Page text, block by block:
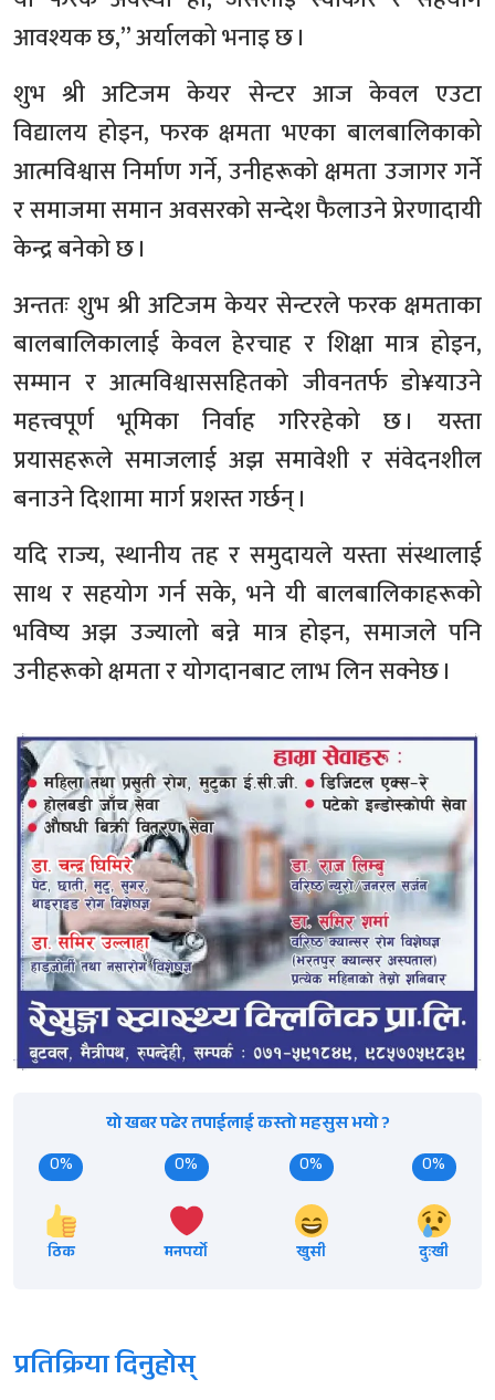
आवश्यक छ,” अर्यालको भनाइ छ ।
शुभ श्री अटिजम केयर सेन्टर आज केवल एउटा
विद्यालय होइन, फरक क्षमता भएका बालबालिकाको
आत्मविश्वास निर्माण गर्ने, उनीहरूको क्षमता उजागर गर्ने
र समाजमा समान अवसरको सन्देश फैलाउने प्रेरणादायी
केन्द्र बनेको छ ।
अन्ततः शुभ श्री अटिजम केयर सेन्टरले फरक क्षमताका
बालबालिकालाई केवल हेरचाह र शिक्षा मात्र होइन,
सम्मान र आत्मविश्वाससहितको जीवनतर्फ डो¥याउने
महत्त्वपूर्ण भूमिका निर्वाह गरिरहेको छ । यस्ता
प्रयासहरूले समाजलाई अझ समावेशी र संवेदनशील
बनाउने दिशामा मार्ग प्रशस्त गर्छन् ।
यदि राज्य, स्थानीय तह र समुदायले यस्ता संस्थालाई
साथ र सहयोग गर्न सके, भने यी बालबालिकाहरूको
भविष्य अझ उज्यालो बन्ने मात्र होइन, समाजले पनि
उनीहरूको क्षमता र योगदानबाट लाभ लिन सक्नेछ ।
यो खबर पढेर तपाईलाई कस्तो महसुस भयो ?
0%
ठिक
0%
मनपर्यो
0%
खुसी
0%
दुःखी
प्रतिक्रिया दिनुहोस्